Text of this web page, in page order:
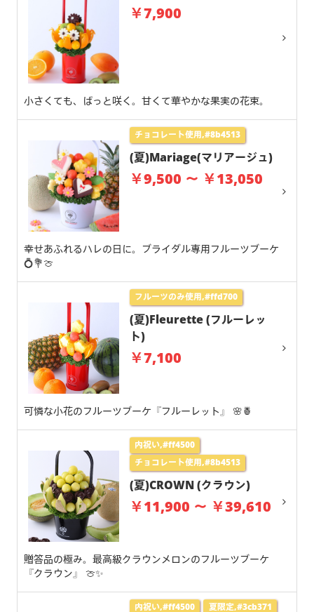
￥7,900
小さくても、ぱっと咲く。甘くて華やかな果実の花束。
チョコレート使用,#8b4513
(夏)Mariage(マリアージュ)
￥9,500 ～ ￥13,050
幸せあふれるハレの日に。ブライダル専用フルーツブーケ
💍💐🍈
フルーツのみ使用,#ffd700
(夏)Fleurette (フルーレッ
ト)
￥7,100
可憐な小花のフルーツブーケ『フルーレット』 🌸🍍
内祝い,#ff4500
チョコレート使用,#8b4513
(夏)CROWN (クラウン)
￥11,900 ～ ￥39,610
贈答品の極み。最高級クラウンメロンのフルーツブーケ
『クラウン』 🍈✨
内祝い,#ff4500 夏限定,#3cb371